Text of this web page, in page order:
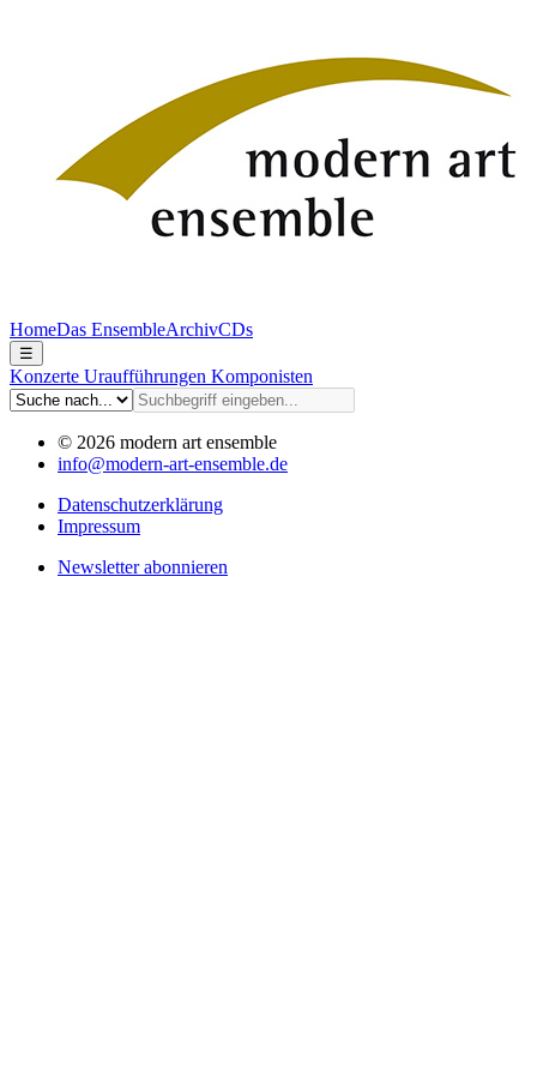
HomeDas EnsembleArchivCDs
☰
Konzerte Uraufführungen Komponisten
© 2026 modern art ensemble
info@modern-art-ensemble.de
Datenschutzerklärung
Impressum
Newsletter abonnieren